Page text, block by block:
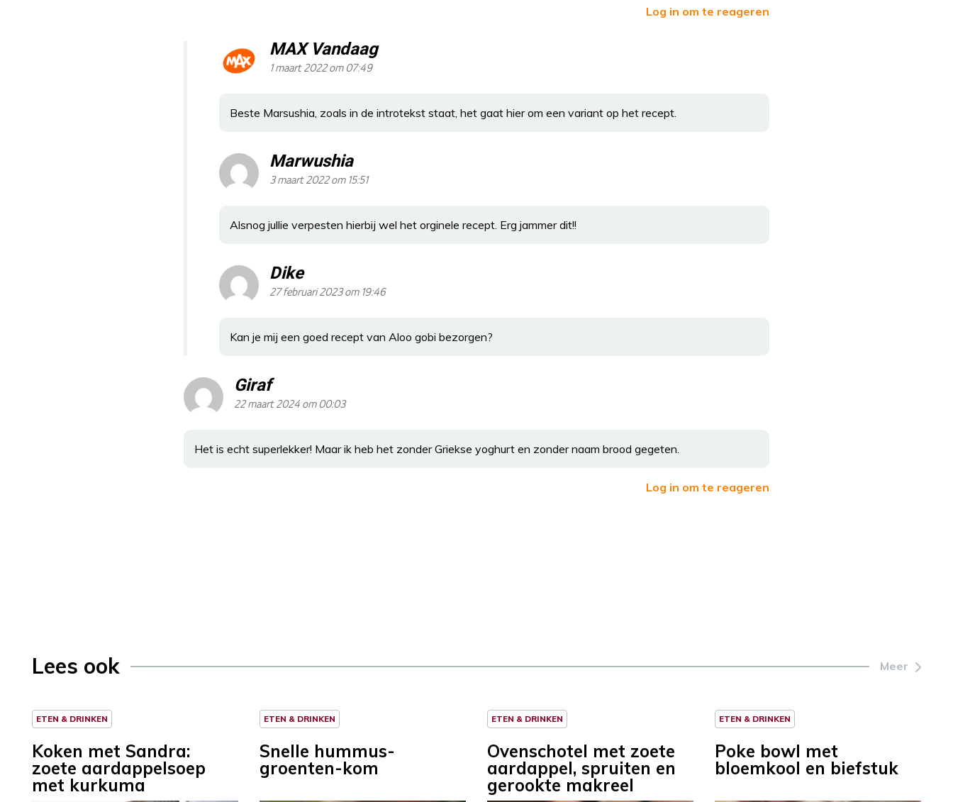
Log in om te reageren
MAX Vandaag
1 maart 2022 om 07:49
Beste Marsushia, zoals in de introtekst staat, het gaat hier om een variant op het recept.
Marwushia
3 maart 2022 om 15:51
Alsnog jullie verpesten hierbij wel het orginele recept. Erg jammer dit!!
Dike
27 februari 2023 om 19:46
Kan je mij een goed recept van Aloo gobi bezorgen?
Giraf
22 maart 2024 om 00:03
Het is echt superlekker! Maar ik heb het zonder Griekse yoghurt en zonder naam brood gegeten.
Log in om te reageren
Lees ook Meer
ETEN & DRINKEN
Koken met Sandra:
zoete aardappelsoep
met kurkuma
ETEN & DRINKEN
Snelle hummus-
groenten-kom
ETEN & DRINKEN
Ovenschotel met zoete
aardappel, spruiten en
gerookte makreel
ETEN & DRINKEN
Poke bowl met
bloemkool en biefstuk